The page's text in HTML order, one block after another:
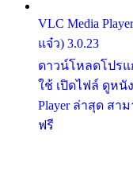
VLC Media
แจ๋ว) 3.0.23
ดาวน์โหลดโปรแ
ใช้ เปิดไฟล์ ดูหนั
Player ล่าสุด สา
ฟรี